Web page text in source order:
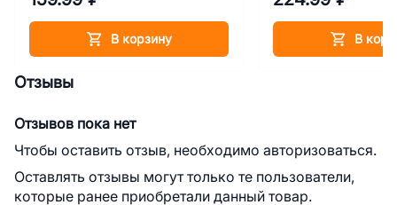
В корзину В
Отзывы
Отзывов пока нет
Чтобы оставить отзыв, необходимо авторизоваться.
Оставлять отзывы могут только те пользователи,
которые ранее приобретали данный товар.